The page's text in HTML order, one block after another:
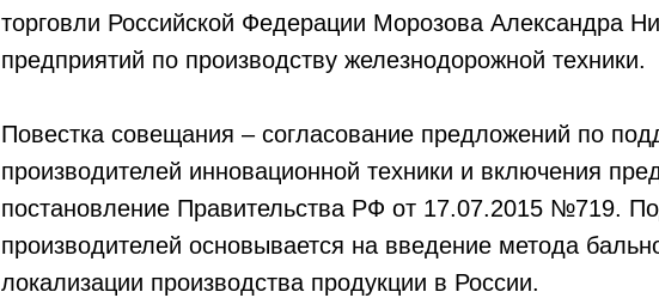
торговли Российской Федерации Морозова Александра
предприятий по производству железнодорожной техники.
Повестка совещания – согласование предложений по
производителей инновационной техники и включения
постановление Правительства РФ от 17.07.2015 №719.
производителей основывается на введение метода
локализации производства продукции в России.